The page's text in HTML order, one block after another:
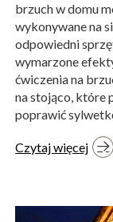
brzuch w domu
wykonywane na
odpowiedni
wymarzone
ćwiczenia na
na stojąco, które
poprawić
Czytaj więcej